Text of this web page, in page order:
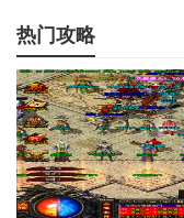
热门攻略